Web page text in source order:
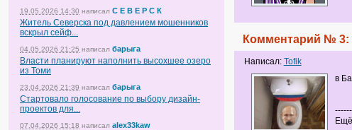
19.05.2026 14:30 написал С Е В Е Р С К
Житель Северска под давлением мошенников
вскрыл сейф...
04.05.2026 21:25 написал барыга
Власти планируют наполнить высохшее озеро
из Томи
23.04.2026 21:39 написал барыга
Стартовало голосование по выбору дизайн-
проектов для...
07.04.2026 15:18 написал alex33kaw
Комментарий № 3:
Написал: Tofik
в